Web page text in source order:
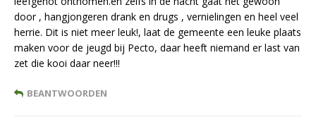
door , hangjongeren drank en drugs , vernielingen en heel veel
herrie. Dit is niet meer leuk!, laat de gemeente een leuke plaats
maken voor de jeugd bij Pecto, daar heeft niemand er last van
zet die kooi daar neer!!!
BEANTWOORDEN